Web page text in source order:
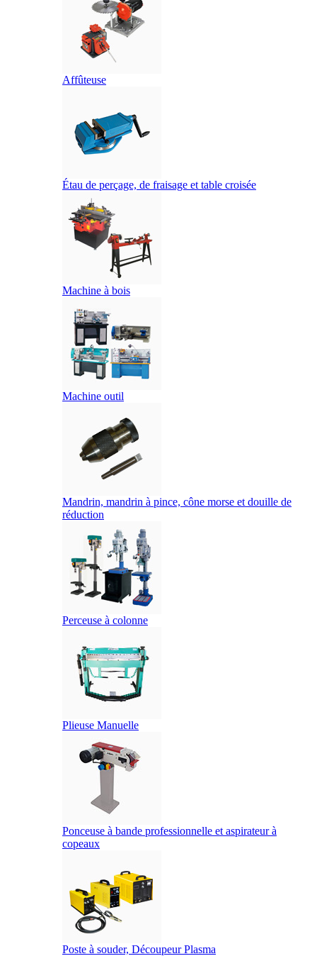
Affûteuse
Étau de perçage, de fraisage et table croisée
Machine à bois
Machine outil
Mandrin, mandrin à pince, cône morse et douille de
réduction
Perceuse à colonne
Plieuse Manuelle
Ponceuse à bande professionnelle et aspirateur à
copeaux
Poste à souder, Découpeur Plasma